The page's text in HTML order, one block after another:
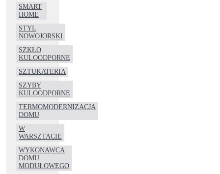
SMART
HOME
STYL
NOWOJORSKI
SZKŁO
KULOODPORNE
SZTUKATERIA
SZYBY
KULOODPORNE
TERMOMODERNIZACJA
DOMU
W
WARSZTACIE
WYKONAWCA
DOMU
MODUŁOWEGO